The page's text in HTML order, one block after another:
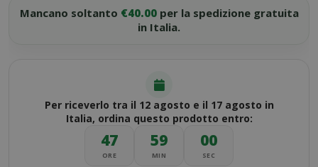
Mancano soltanto €40.00per la spedizione gratuita
in Italia.
Per riceverlo tra il 12 agosto e il 17 agosto in
Italia, ordina questo prodotto entro:
47
ORE
59
MIN
00
SEC